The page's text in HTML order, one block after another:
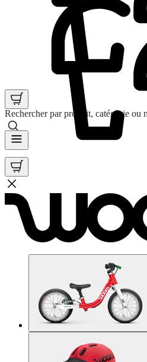
Rechercher par produit, catégorie ou